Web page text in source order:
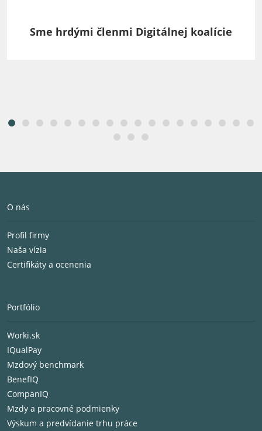
Sme hrdými členmi Digitálnej koalície
O nás
Profil firmy
Naša vízia
Certifikáty a ocenenia
Portfólio
Worki.sk
IQualPay
Mzdový benchmark
BenefIQ
CompanIQ
Mzdy a pracovné podmienky
Výskum a predvídanie trhu práce